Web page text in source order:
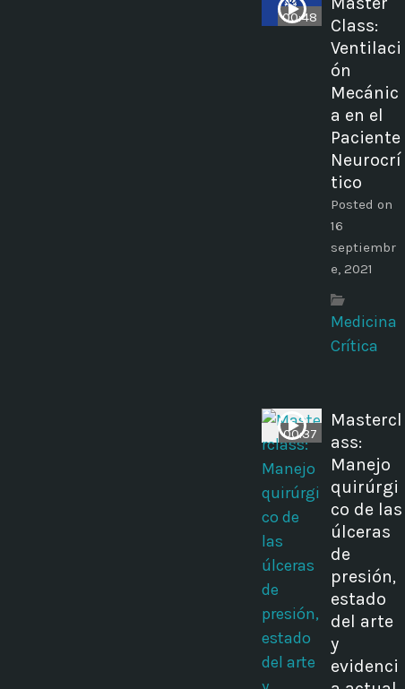
00:48
Class:
Ventilaci
ón
Mecánic
a en el
Paciente
Neurocrí
tico
Posted on
16
septiembr
e, 2021
Medicina
Crítica
00:37
Mastercl
ass:
Manejo
quirúrgi
co de las
úlceras
de
presión,
estado
del arte
y
evidenci